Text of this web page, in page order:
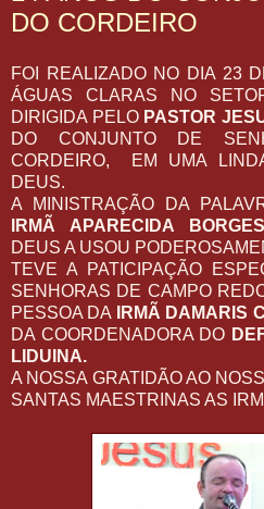
DO CORDEIRO
FOI REALIZADO NO DIA 23
ÁGUAS CLARAS NO
DIRIGIDA PELO PASTOR
DO CONJUNTO DE
CORDEIRO, EM UMA
DEUS.
A MINISTRAÇÃO DA
IRMÃ APARECIDA BORGES
DEUS A USOU
TEVE A PATICIPAÇÃO
SENHORAS DE CAMPO
PESSOA DA
IRMÃ DAMARIS
DA COORDENADORA DO
LIDUINA.
A NOSSA GRATIDÃO AO
SANTAS MAESTRINAS AS